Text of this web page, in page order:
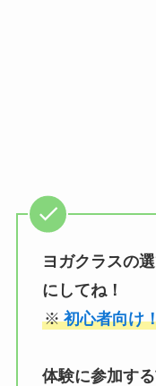
ヨガクラスの
にしてね！
※ 初心者向け
体験に参加す